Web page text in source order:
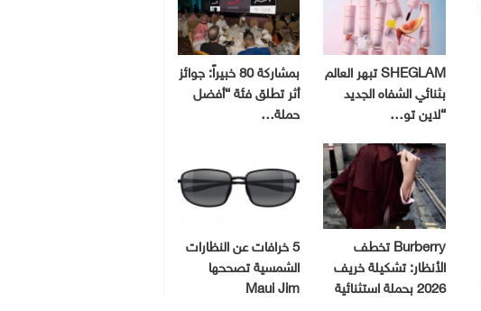
SHEGLAM تبهر العالم
بثنائي الشفاه الجديد
“لاين تو…
بمشاركة 80 خبيراً: جوائز
أثر تطلق فئة “أفضل
حملة…
Burberry تخطف
الأنظار: تشكيلة خريف
2026 بحملة استثنائية
5 خرافات عن النظارات
الشمسية تصححها
Maui Jim